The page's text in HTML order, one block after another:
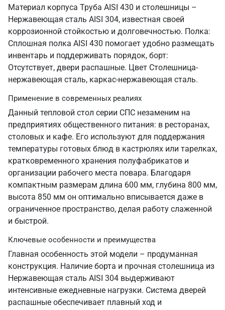
Материал корпуса Труба AISI 430 и столешницы –
Нержавеющая сталь AISI 304, известная своей
коррозионной стойкостью и долговечностью. Полка:
Сплошная полка AISI 430 помогает удобно размещать
инвентарь и поддерживать порядок, борт:
Отсутствует, двери распашные. Цвет Столешница-
нержавеющая сталь, каркас-нержавеющая сталь.
Применение в современных реалиях
Данный тепловой стол серии СПС незаменим на
предприятиях общественного питания: в ресторанах,
столовых и кафе. Его используют для поддержания
температуры готовых блюд в кастрюлях или тарелках,
кратковременного хранения полуфабрикатов и
организации рабочего места повара. Благодаря
компактным размерам длина 600 мм, глубина 800 мм,
высота 850 мм он оптимально вписывается даже в
ограниченное пространство, делая работу слаженной
и быстрой.
Ключевые особенности и преимущества
Главная особенность этой модели – продуманная
конструкция. Наличие борта и прочная столешница из
Нержавеющая сталь AISI 304 выдерживают
интенсивные ежедневные нагрузки. Система дверей
распашные обеспечивает плавный ход и